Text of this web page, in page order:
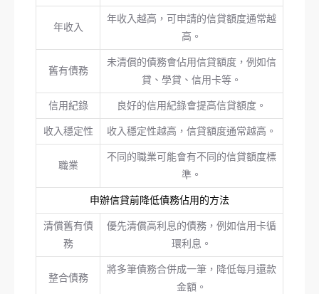
年收入
年收入越高，可申請的信貸額度通常越
高。
舊有債務
未清償的債務會佔用信貸額度，例如信
貸、學貸、信用卡等。
信用紀錄 良好的信用紀錄會提高信貸額度。
收入穩定性 收入穩定性越高，信貸額度通常越高。
職業
不同的職業可能會有不同的信貸額度標
準。
申辦信貸前降低債務佔用的方法
清償舊有債
務
優先清償高利息的債務，例如信用卡循
環利息。
整合債務
將多筆債務合併成一筆，降低每月還款
金額。